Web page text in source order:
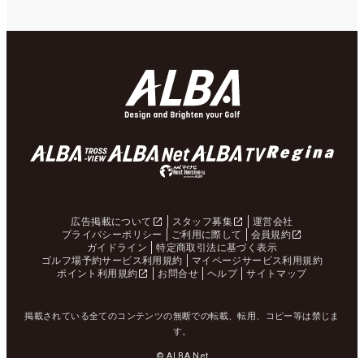
広告掲載について スタッフ募集
運営会社
プライバシーポリシー
ご利用に際して
会員規約
ガイドライン
特定商取引法に基づく表示
ゴルフ場予約サービス利用規約
マイページサービス利用規約
ポイント利用規約
お問合せ ヘルプ サイトマップ
掲載されている全てのコンテンツの無断での転載、転用、コピー等は禁じま
す。